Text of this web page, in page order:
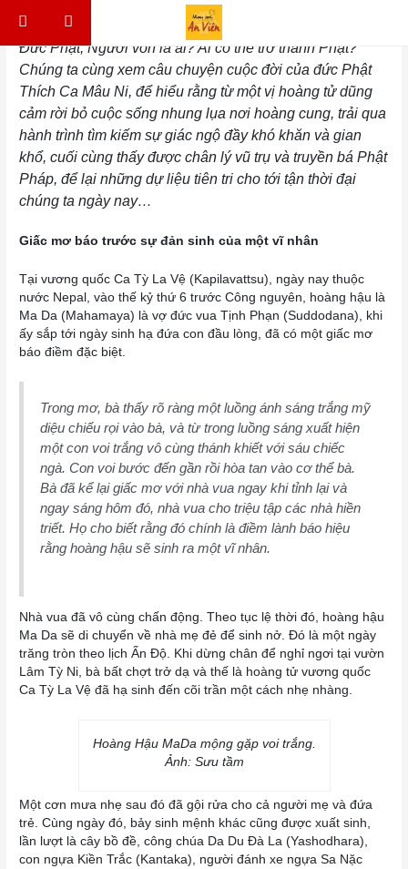
Đức Phật, Người vốn là ai? Ai có thể trở thành Phật?
Chúng ta cùng xem câu chuyện cuộc đời của đức Phật
Thích Ca Mâu Ni, để hiểu rằng từ một vị hoàng tử dũng
cảm rời bỏ cuộc sống nhung lụa nơi hoàng cung, trải qua
hành trình tìm kiếm sự giác ngộ đầy khó khăn và gian
khổ, cuối cùng thấy được chân lý vũ trụ và truyền bá Phật
Pháp, để lại những dự liệu tiên tri cho tới tận thời đại
chúng ta ngày nay…
Giấc mơ báo trước sự đản sinh của mộtvĩ nhân
Tại vương quốc Ca Tỳ La Vệ (Kapilavattsu), ngày nay thuộc
nước Nepal, vào thế kỷ thứ 6 trước Công nguyên, hoàng hậu là
Ma Da (Mahamaya) là vợ đức vua Tịnh Phạn (Suddodana), khi
ấy sắp tới ngày sinh hạ đứa con đầu lòng, đã có một giấc mơ
báo điềm đặc biệt.
Trong mơ, bà thấy rõ ràng một luồng ánh sáng trắng mỹ
diệu chiếu rọi vào bà, và từ trong luồng sáng xuất hiện
một con voi trắng vô cùng thánh khiết với sáu chiếc
ngà. Con voi bước đến gần rồi hòa tan vào cơ thể bà.
Bà đã kể lại giấc mơ với nhà vua ngay khi tỉnh lại và
ngay sáng hôm đó, nhà vua cho triệu tập các nhà hiền
triết. Họ cho biết rằng đó chính là điềm lành báo hiệu
rằng hoàng hậu sẽ sinh ra một vĩ nhân.
Nhà vua đã vô cùng chấn động. Theo tục lệ thời đó, hoàng hậu
Ma Da sẽ di chuyển về nhà mẹ đẻ để sinh nở. Đó là một ngày
trăng tròn theo lịch Ấn Độ. Khi dừng chân để nghỉ ngơi tại vườn
Lâm Tỳ Ni, bà bất chợt trở dạ và thế là hoàng tử vương quốc
Ca Tỳ La Vệ đã hạ sinh đến cõi trần một cách nhẹ nhàng.
Hoàng Hậu MaDa mộng gặp voi trắng.
Ảnh: Sưu tầm
Một cơn mưa nhẹ sau đó đã gội rửa cho cả người mẹ và đứa
trẻ. Cùng ngày đó, bảy sinh mệnh khác cũng được xuất sinh,
lần lượt là cây bồ đề, công chúa Da Du Đà La (Yashodhara),
con ngựa Kiền Trắc (Kantaka), người đánh xe ngựa Sa Nặc